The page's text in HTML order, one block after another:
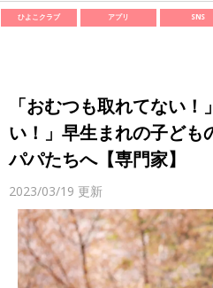
ひよこクラブ アプリ SNS
「おむつも取れてない
い！」早生まれの子ども
パパたちへ【専門家】
2023/03/19 更新